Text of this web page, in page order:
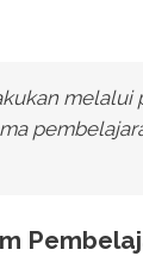
melalui